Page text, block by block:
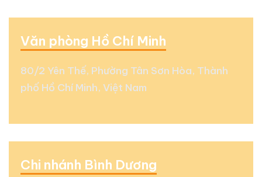
Văn phòng Hồ Chí Minh
80/2 Yên Thế, Phường Tân Sơn Hòa, Thành
phố Hồ Chí Minh, Việt Nam
Chi nhánh Bình Dương